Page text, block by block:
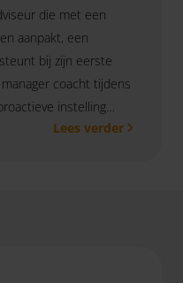
die met een
aanpakt, een
bij zijn eerste
coacht tijdens
instelling
team en help je
Lees verder